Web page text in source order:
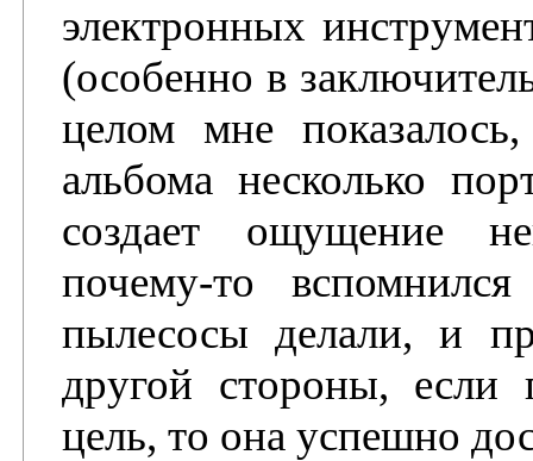
электронных
(особенно в
целом мне
альбома несколько
создает ощущение
почему-то
пылесосы делали, и
другой стороны, если
цель, то она успешно